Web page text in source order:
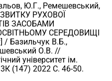
Ю.Г., Ремешевський,
РУХОВОЇ
ЗАСОБАМИ
СЕРЕДОВИЩІ
/ Базильчук В.Б.,
О.В. //
університет ім.
(147) 2022 С. 46-50.